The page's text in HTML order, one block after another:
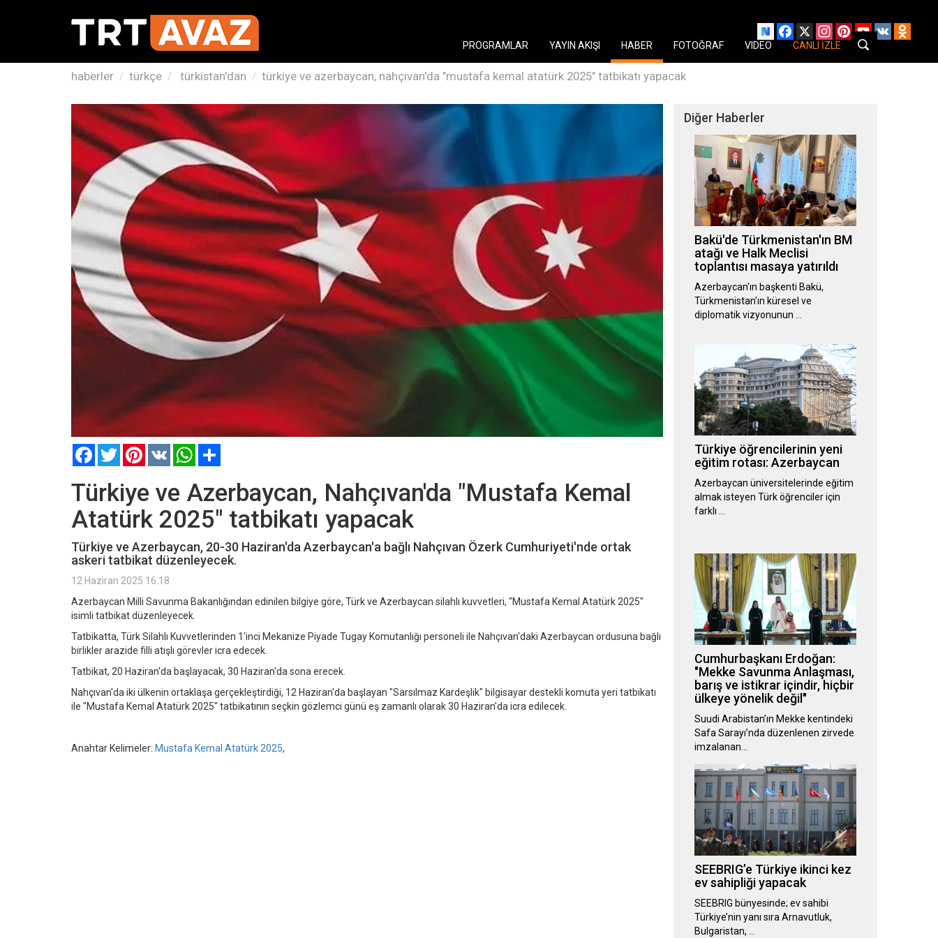
Facebook
X Instagram
PinterestYouTube
VK
PROGRAMLAR
YAYIN AKIŞI HABER FOTOĞRAF VIDEO CANLI İZLE
haberler türkçe türkistan'dan türkiye ve azerbaycan, nahçıvan'da "mustafa kemal atatürk 2025" tatbikatı yapacak
FacebookTwitterPinterest
VK WhatsApp
Türkiye ve Azerbaycan, Nahçıvan'da "Mustafa Kemal
Atatürk 2025" tatbikatı yapacak
Türkiye ve Azerbaycan, 20-30 Haziran'da Azerbaycan'a bağlı Nahçıvan Özerk Cumhuriyeti'nde ortak
askeri tatbikat düzenleyecek.
12 Haziran 2025 16:18
Azerbaycan Milli Savunma Bakanlığından edinilen bilgiye göre, Türk ve Azerbaycan silahlı kuvvetleri, "Mustafa Kemal Atatürk 2025"
isimli tatbikat düzenleyecek.
Tatbikatta, Türk Silahlı Kuvvetlerinden 1'inci Mekanize Piyade Tugay Komutanlığı personeli ile Nahçıvan'daki Azerbaycan ordusuna bağlı
birlikler arazide filli atışlı görevler icra edecek.
Tatbikat, 20 Haziran'da başlayacak, 30 Haziran'da sona erecek.
Nahçıvan'da iki ülkenin ortaklaşa gerçekleştirdiği, 12 Haziran'da başlayan "Sarsılmaz Kardeşlik" bilgisayar destekli komuta yeri tatbikatı
ile "Mustafa Kemal Atatürk 2025" tatbikatının seçkin gözlemci günü eş zamanlı olarak 30 Haziran'da icra edilecek.
Anahtar Kelimeler: Mustafa Kemal Atatürk 2025,
Diğer Haberler
Bakü'de Türkmenistan'ın BM
atağı ve Halk Meclisi
toplantısı masaya yatırıldı
Azerbaycan'ın başkenti Bakü,
Türkmenistan'ın küresel ve
diplomatik vizyonunun …
Türkiye öğrencilerinin yeni
eğitim rotası: Azerbaycan
Azerbaycan üniversitelerinde eğitim
almak isteyen Türk öğrenciler için
farklı …
Cumhurbaşkanı Erdoğan:
"Mekke Savunma Anlaşması,
barış ve istikrar içindir, hiçbir
ülkeye yönelik değil"
Suudi Arabistan’ın Mekke kentindeki
Safa Sarayı’nda düzenlenen zirvede
imzalanan…
SEEBRIG’e Türkiye ikinci kez
ev sahipliği yapacak
SEEBRIG bünyesinde; ev sahibi
Türkiye’nin yanı sıra Arnavutluk,
Bulgaristan, …